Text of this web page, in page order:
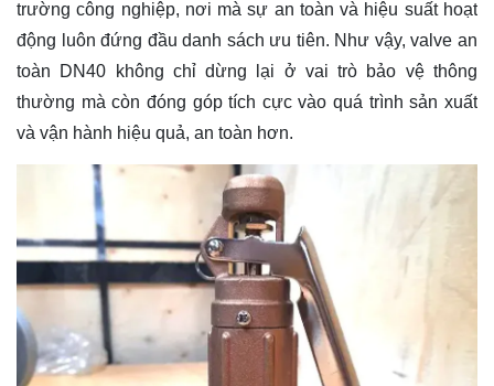
trường công nghiệp, nơi mà sự an toàn và hiệu suất hoạt
động luôn đứng đầu danh sách ưu tiên. Như vậy, valve an
toàn DN40 không chỉ dừng lại ở vai trò bảo vệ thông
thường mà còn đóng góp tích cực vào quá trình sản xuất
và vận hành hiệu quả, an toàn hơn.